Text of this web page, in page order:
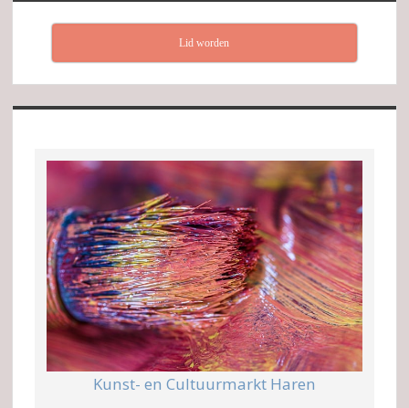
Lid worden
Kunst- en Cultuurmarkt Haren